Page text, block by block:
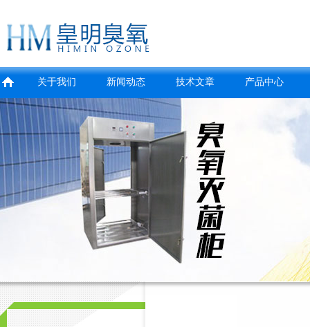
关于我们 新闻动态 技术文章 产品中心